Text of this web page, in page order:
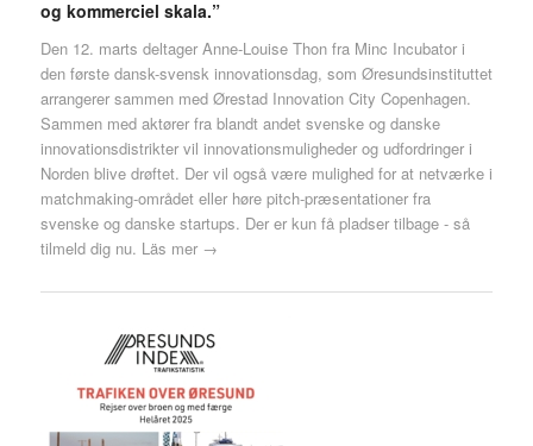
og kommerciel skala.”
Den 12. marts deltager Anne-Louise Thon fra Minc Incubator i
den første dansk-svensk innovationsdag, som Øresundsinstituttet
arrangerer sammen med Ørestad Innovation City Copenhagen.
Sammen med aktører fra blandt andet svenske og danske
innovationsdistrikter vil innovationsmuligheder og udfordringer i
Norden blive drøftet. Der vil også være mulighed for at netværke i
matchmaking-området eller høre pitch-præsentationer fra
svenske og danske startups. Der er kun få pladser tilbage - så
tilmeld dig nu. Läs mer →